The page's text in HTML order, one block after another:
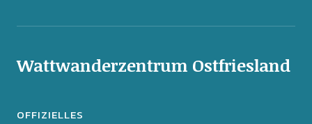
Wattwanderzentrum Ostfriesland
OFFIZIELLES